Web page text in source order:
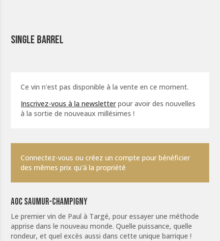
Single Barrel
Ce vin n'est pas disponible à la vente en ce moment.
Inscrivez-vous à la newsletterpour avoir des nouvelles
à la sortie de nouveaux millésimes !
Connectez-vous ou créez un compte pour bénéficier
des mêmes prix qu'à la propriété
AOC Saumur-Champigny
Le premier vin de Paul à Targé, pour essayer une méthode
apprise dans le nouveau monde. Quelle puissance, quelle
rondeur, et quel excès aussi dans cette unique barrique !